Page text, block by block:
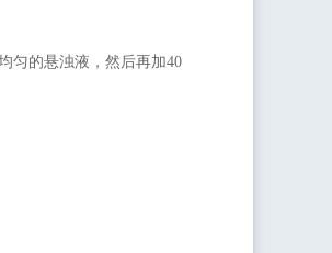
匀的悬浊液，然后再加40